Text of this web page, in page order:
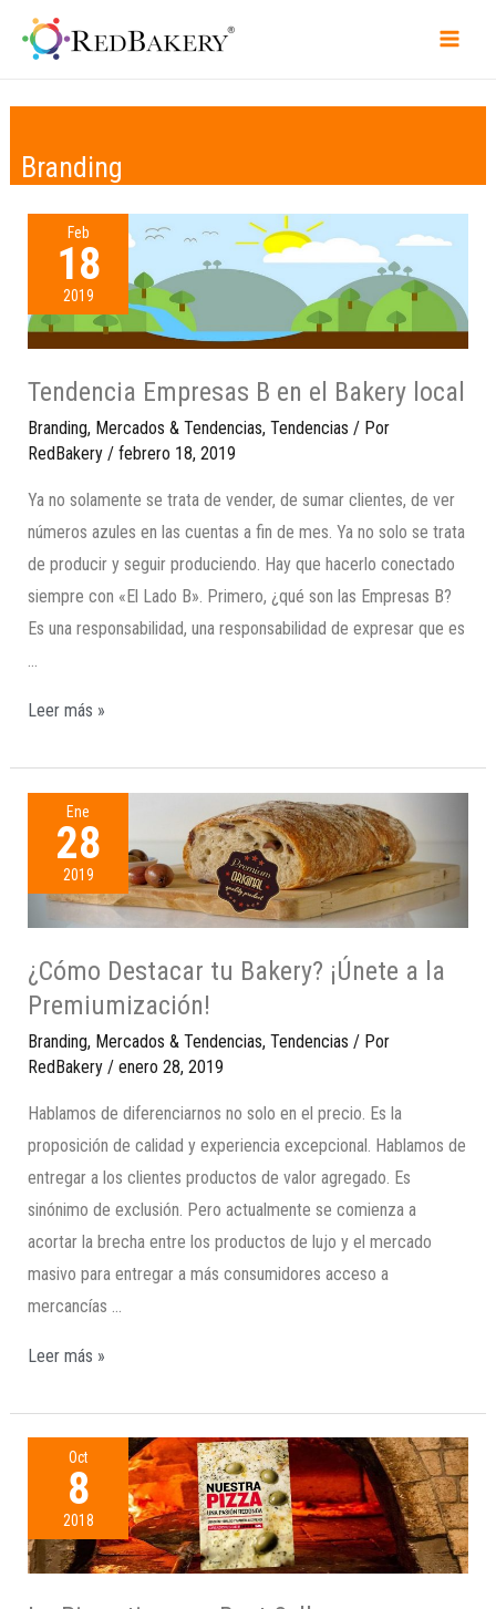
Branding
Feb
18
2019
Tendencia Empresas B en el Bakery local
Branding, Mercados & Tendencias, Tendencias / Por
RedBakery / febrero 18, 2019
Ya no solamente se trata de vender, de sumar clientes, de ver
números azules en las cuentas a fin de mes. Ya no solo se trata
de producir y seguir produciendo. Hay que hacerlo conectado
siempre con «El Lado B». Primero, ¿qué son las Empresas B?
Es una responsabilidad, una responsabilidad de expresar que es
…
Leer más »
Ene
28
2019
¿Cómo Destacar tu Bakery? ¡Únete a la
Premiumización!
Branding, Mercados & Tendencias, Tendencias / Por
RedBakery / enero 28, 2019
Hablamos de diferenciarnos no solo en el precio. Es la
proposición de calidad y experiencia excepcional. Hablamos de
entregar a los clientes productos de valor agregado. Es
sinónimo de exclusión. Pero actualmente se comienza a
acortar la brecha entre los productos de lujo y el mercado
masivo para entregar a más consumidores acceso a
mercancías …
Leer más »
Oct
8
2018